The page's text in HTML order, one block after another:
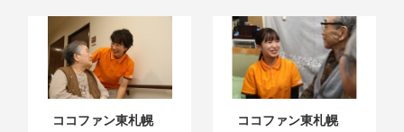
ココファン東札幌 ココファン東札幌